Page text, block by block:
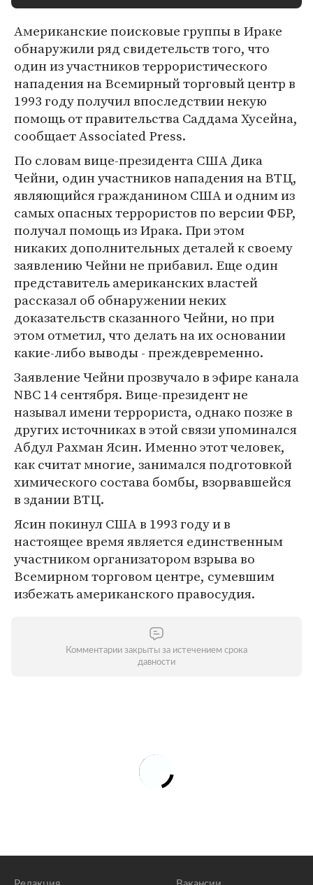
Американские поисковые группы в Ираке
обнаружили ряд свидетельств того, что
один из участников террористического
нападения на Всемирный торговый центр в
1993 году получил впоследствии некую
помощь от правительства Саддама Хусейна,
сообщает Associated Press.
По словам вице-президента США Дика
Чейни, один участников нападения на ВТЦ,
являющийся гражданином США и одним из
самых опасных террористов по версии ФБР,
получал помощь из Ирака. При этом
никаких дополнительных деталей к своему
заявлению Чейни не прибавил. Еще один
представитель американских властей
рассказал об обнаружении неких
доказательств сказанного Чейни, но при
этом отметил, что делать на их основании
какие-либо выводы - преждевременно.
Заявление Чейни прозвучало в эфире канала
NBC 14 сентября. Вице-президент не
называл имени террориста, однако позже в
других источниках в этой связи упоминался
Абдул Рахман Ясин. Именно этот человек,
как считат многие, занимался подготовкой
химического состава бомбы, взорвавшейся
в здании ВТЦ.
Ясин покинул США в 1993 году и в
настоящее время является единственным
участником организатором взрыва во
Всемирном торговом центре, сумевшим
избежать американского правосудия.
Комментарии закрыты за истечением срока
давности